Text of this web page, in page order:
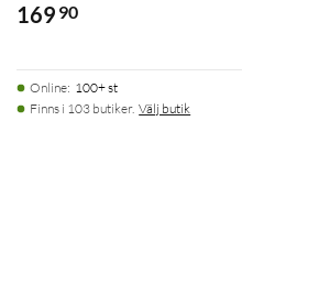
169 90
Online: 100+ st
Finns i 103 butiker. Välj butik